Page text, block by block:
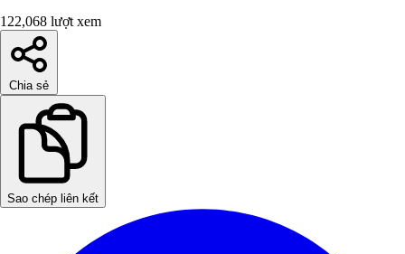
122,068 lượt xem
Chia sẻ
Sao chép liên kết